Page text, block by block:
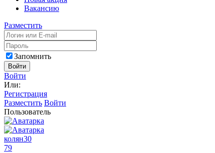
Вакансию
Разместить
Запомнить
Войти
Войти
Или:
Регистрация
Разместить Войти
Пользователь
колян30
79